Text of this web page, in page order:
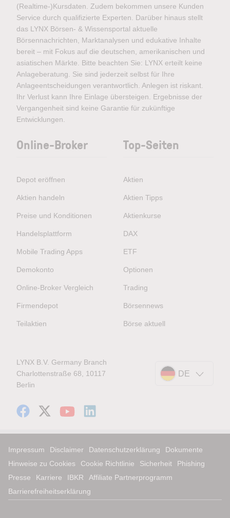
(Realtime-)Kursdaten. Zudem bekommen unsere Kunden
Service durch qualifizierte Experten. Darüber hinaus stellt
das LYNX Börsen- & Wissensportal aktuelle
Börsennachrichten, Marktanalysen und edukative Inhalte
bereit – mit Fokus auf die deutschen, amerikanischen und
asiatischen Märkte. Bitte beachten Sie: LYNX erteilt keine
Anlageberatung. Sie sind jederzeit selbst für Ihre
Anlageentscheidungen verantwortlich. Anlegen ist riskant.
Ihr Verlust kann Ihre Einlage übersteigen. Ergebnisse der
Vergangenheit sind keine Garantie für zukünftige
Entwicklungen.
Online-Broker
Depot eröffnen
Aktien handeln
Preise und Konditionen
Handelsplattform
Mobile Trading Apps
Demokonto
Online-Broker Vergleich
Firmendepot
Teilaktien
Top-Seiten
Aktien
Aktien Tipps
Aktienkurse
DAX
ETF
Optionen
Trading
Börsennews
Börse aktuell
LYNX B.V. Germany Branch
Charlottenstraße 68, 10117
Berlin
DE
Impressum Disclaimer Datenschutzerklärung
Dokumente
Hinweise zu Cookies
Cookie Richtlinie Sicherheit
Phishing
Presse
Karriere IBKR
Affiliate Partnerprogramm
Barrierefreiheitserklärung